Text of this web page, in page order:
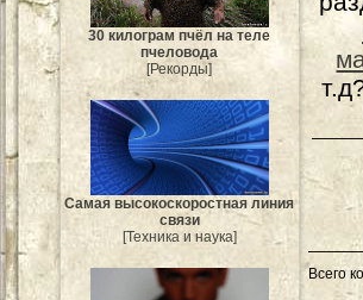
30 килограм пчёл на теле
пчеловода
[Рекорды]
Самая высокоскоростная линия
связи
[Техника и наука]
Всего